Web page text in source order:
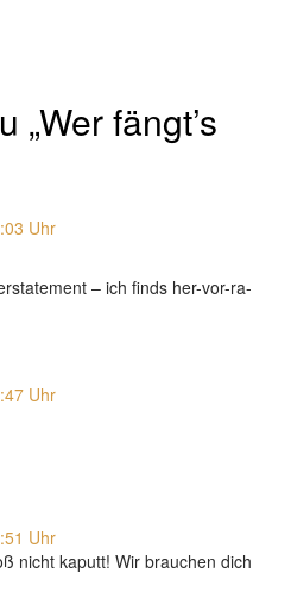
„Wer fängt’s
Uhr
– ich finds her-vor-ra-
Uhr
Uhr
nicht kaputt! Wir brauchen dich